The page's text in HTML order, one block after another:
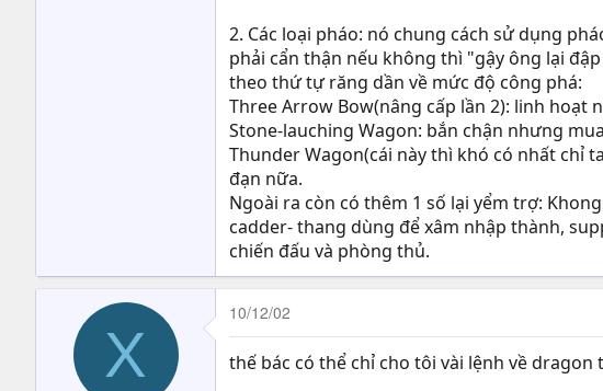
2. Các loại pháo: nó chung cách sử dụng
phải cẩn thận nếu không thì "gậy ông lại
theo thứ tự răng dần về mức độ công phá:
Three Arrow Bow(nâng cấp lần 2): linh hoạt
Stone-lauching Wagon: bắn chận nhưng
Thunder Wagon(cái này thì khó có nhất chỉ
đạn nữa.
Ngoài ra còn có thêm 1 số lại yểm trợ:
cadder- thang dùng để xâm nhập thành,
chiến đấu và phòng thủ.
X
10/12/02
thế bác có thể chỉ cho tôi vài lệnh về dragon